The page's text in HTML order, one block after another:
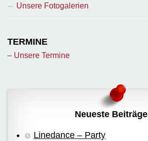
Unsere Fotogalerien
TERMINE
– Unsere Termine
Neueste Beiträge
Linedance – Party